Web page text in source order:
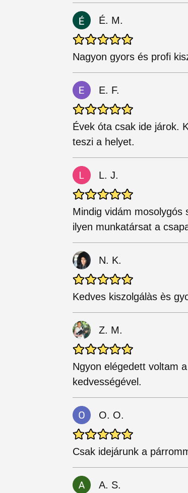
É. M.
Nagyon gyors és profi
E. F.
Évek óta csak ide járok.
teszi a helyet.
L. J.
Mindig vidám
ilyen munkatársat a
N. K.
Kedves kiszolgálàs ès
Z. M.
Ngyon elégedett voltam
kedvességével.
O. O.
Csak idejárunk a
A. S.